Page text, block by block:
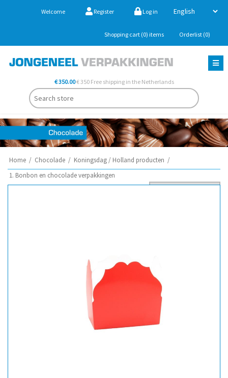
Welcome Register Log in
Shopping cart (0) items Orderlist (0)
€ 350.00€ 350 Free shipping in the Netherlands
Home / Chocolade / Koningsdag / Holland producten /
1. Bonbon en chocolade verpakkingen